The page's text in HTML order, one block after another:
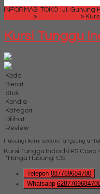
INFORMASI TOKO : Jl.
» »
Kursi Tunggu
Kode
Berat
Stok
Kondisi
Kategori
Dilihat
Review
Hubungi kami secara langsung
Kursi Tunggu Indachi PS Casa
*Harga Hubungi CS
Telepon 087769684700
Whatsapp